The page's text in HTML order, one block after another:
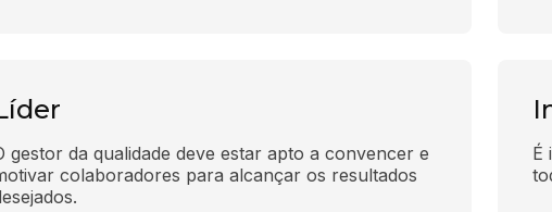
gestor da qualidade deve estar apto a convencer e
colaboradores para alcançar os resultados
É